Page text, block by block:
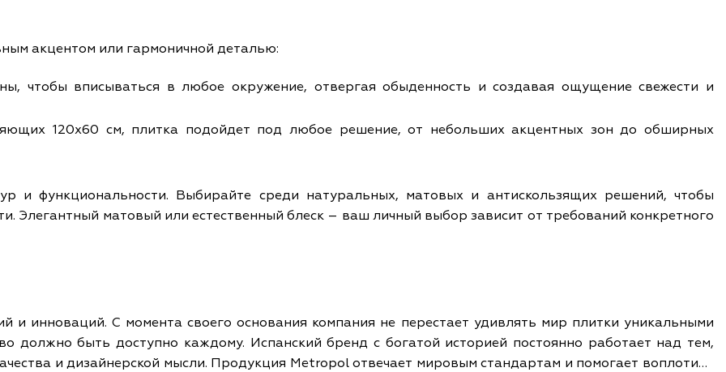
акцентом или гармоничной деталью:
чтобы вписываться в любое окружение, отвергая обыденность и создавая ощущение свежести и
120x60 см, плитка подойдет под любое решение, от небольших акцентных зон до обширных
и функциональности. Выбирайте среди натуральных, матовых и антискользящих решений, чтобы
Элегантный матовый или естественный блеск – ваш личный выбор зависит от требований конкретного
инноваций. С момента своего основания компания не перестает удивлять мир плитки уникальными
должно быть доступно каждому. Испанский бренд с богатой историей постоянно работает над тем,
и дизайнерской мысли. Продукция Metropol отвечает мировым стандартам и помогает воплотить